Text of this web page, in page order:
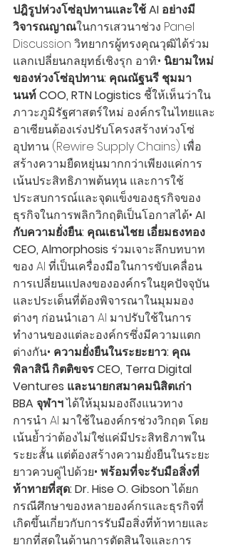
ปฎิรูปห่วงโซ่อุปทานและใช้ AI อย่างมี
วิจารณญาณในการเสวนาช่วง Panel
Discussion วิทยากรผู้ทรงคุณวุฒิได้ร่วม
แลกเปลี่ยนกลยุทธ์เชิงรุก อาทิ:• นิยามใหม่
ของห่วงโซ่อุปทาน: คุณณัฐนรี ชุมมา
นนท์ COO, RTN Logistics ชี้ให้เห็นว่าใน
ภาวะภูมิรัฐศาสตร์ใหม่ องค์กรในไทยและ
อาเซียนต้องเร่งปรับโครงสร้างห่วงโซ่
อุปทาน (Rewire Supply Chains) เพื่อ
สร้างความยืดหยุ่นมากกว่าเพียงแค่การ
เน้นประสิทธิภาพต้นทุน และการใช้
ประสบการณ์และจุดแข็งของธุรกิจของ
ธุรกิจในการพลิกวิกฤติเป็นโอกาสได้• AI
กับความยั่งยืน: คุณเธนไชย เอี่ยมธงทอง
CEO, Almorphosis ร่วมเจาะลึกบทบาท
ของ AI ที่เป็นเครื่องมือในการขับเคลื่อน
การเปลี่ยนแปลงขององค์กรในยุคปัจจุบัน
และประเด็นที่ต้องพิจารณาในมุมมอง
ต่างๆ ก่อนนำเอา AI มาปรับใช้ในการ
ทำงานของแต่ละองค์กรซึ่งมีความแตก
ต่างกัน• ความยั่งยืนในระยะยาว: คุณ
พิลาสินี กิตติขจร CEO, Terra Digital
Ventures และนายกสมาคมนิสิตเก่า
BBA จุฬาฯ ได้ให้มุมมองถึงแนวทาง
การนำ AI มาใช้ในองค์กรช่วงวิกฤต โดย
เน้นย้ำว่าต้องไม่ใช่แค่มีประสิทธิภาพใน
ระยะสั้น แต่ต้องสร้างความยั่งยืนในระยะ
ยาวควบคู่ไปด้วย• พร้อมที่จะรับมือสิ่งที่
ท้าทายที่สุด: Dr. Hise O. Gibson ได้ยก
กรณีศึกษาของหลายองค์กรและธุรกิจที่
เกิดขึ้นเกี่ยวกับการรับมือสิ่งที่ท้าทายและ
ยากที่สุดในด้านการตัดสินใจและการ